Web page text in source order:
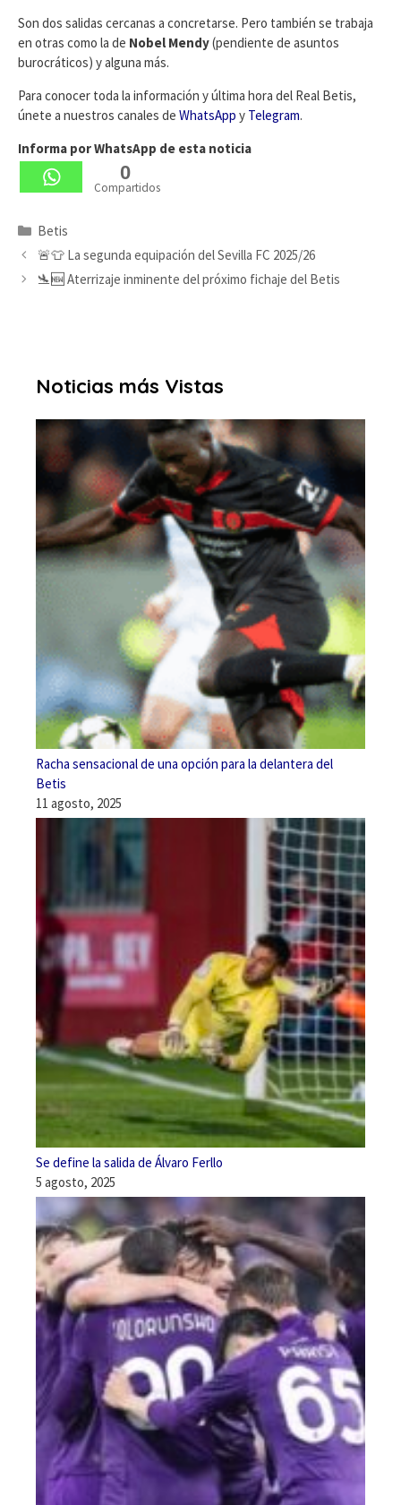
Son dos salidas cercanas a concretarse. Pero también se trabaja
en otras como la de Nobel Mendy(pendiente de asuntos
burocráticos) y alguna más.
Para conocer toda la información y última hora del Real Betis,
únete a nuestros canales de WhatsApp y Telegram.
Informa por WhatsApp de esta noticia
0
Compartidos
Categorías
Betis
🚨👕 La segunda equipación del Sevilla FC 2025/26
🛬🆕 Aterrizaje inminente del próximo fichaje del Betis
Noticias más Vistas
Racha sensacional de una opción para la delantera del
Betis
11 agosto, 2025
Se define la salida de Álvaro Ferllo
5 agosto, 2025